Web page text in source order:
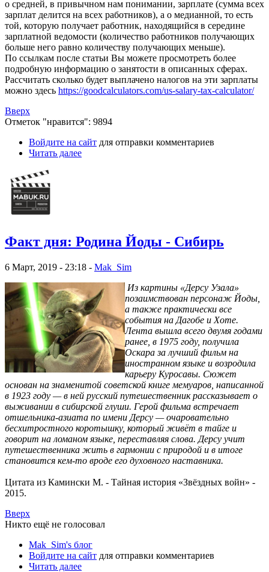
о средней, в привычном нам понимании, зарплате (сумма всех
зарплат делится на всех работников), а о медианной, то есть
той, которую получает работник, находящийся в середине
зарплатной ведомости (количество работников получающих
больше него равно количеству получающих меньше).
По ссылкам после статьи Вы можете просмотреть более
подробную информацию о занятости в описанных сферах.
Рассчитать сколько будет выплачено налогов на эти зарплаты
можно здесь https://goodcalculators.com/us-salary-tax-calculator/
Вверх
Отметок "нравится": 9894
Войдите на сайт для отправки комментариев
Читать далее
Факт дня: Родина Йоды - Сибирь
6 Март, 2019 - 23:18 - Mak_Sim
Из картины «Дерсу Узала»
позаимствован персонаж Йоды,
а также практически все
события на Дагобе и Хоте.
Лента вышла всего двумя годами
ранее, в 1975 году, получила
Оскара за лучший фильм на
иностранном языке и возродила
карьеру Куросавы. Сюжет
основан на знаменитой советской книге мемуаров, написанной
в 1923 году — в ней русский путешественник рассказывает о
выживании в сибирской глуши. Герой фильма встречает
отшельника-азиата по имени Дерсу — очаровательно
бесхитростного коротышку, который живёт в тайге и
говорит на ломаном языке, переставляя слова. Дерсу учит
путешественника жить в гармонии с природой и в итоге
становится кем-то вроде его духовного наставника.
Цитата из Камински М. - Тайная история «Звёздных войн» -
2015.
Вверх
Никто ещё не голосовал
Mak_Sim's блог
Войдите на сайт для отправки комментариев
Читать далее